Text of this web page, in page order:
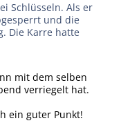
Schlüsseln. Als er
und die
Die Karre hatte
mit dem selben
verriegelt hat.
ein guter Punkt!